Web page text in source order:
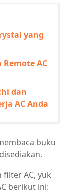
yang
AC
dan
AC Anda
buku
AC, yuk
berikut ini: